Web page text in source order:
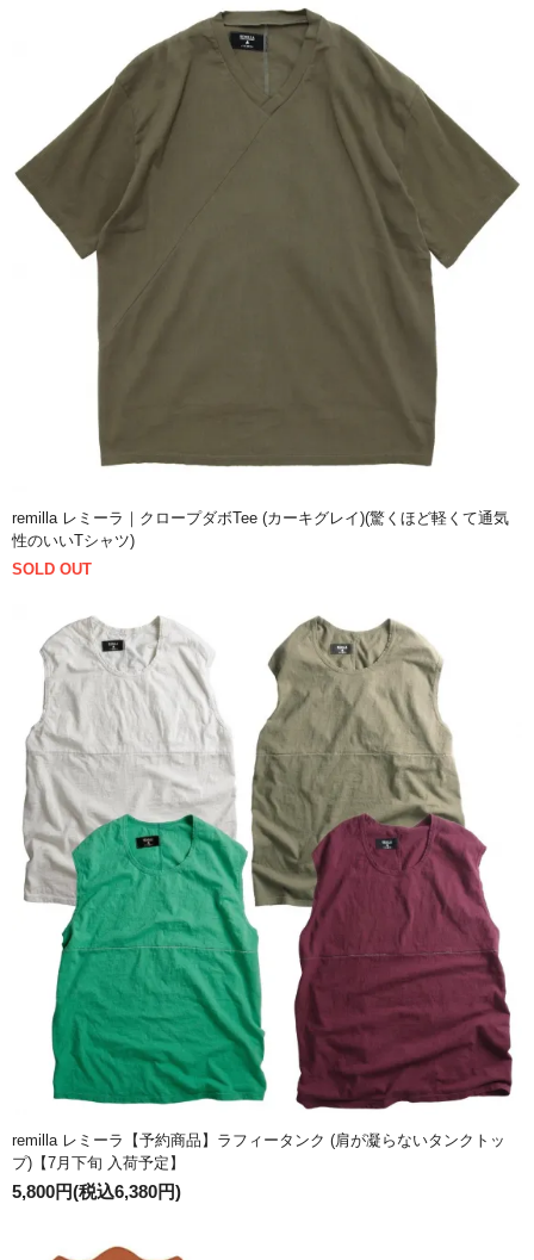
remilla レミーラ｜クロープダボTee (カーキグレイ)(驚くほど軽くて通気
性のいいTシャツ)
SOLD OUT
remilla レミーラ【予約商品】ラフィータンク (肩が凝らないタンクトッ
プ)【7月下旬 入荷予定】
5,800円(税込6,380円)